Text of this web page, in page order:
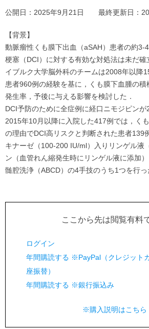
公開日： 2025年9月21日 最終更新日：
【背景】
動脈瘤性くも膜下出血（aSAH）患者の約3-
梗塞（DCI）に対する有効な対処法は未だ確
イブルク大学脳外科のチームは2008年以降
患者960例の経験を基に，くも膜下血腫の
発生率，予後に与える影響を検討した．
DCI予防のために全症例に経口ニモジピンが
2015年10月以降に入院した417例では，く
の理由でDCI高リスクと判断された患者139
キナーゼ（100-200 IU/ml）入りリンゲル液
ン（血管れん縮発生時にリンゲル液に添加
髄腔洗浄（ABCD）の4手技のうち1つを行っ
ここから先は閲覧有料
ログイン
年間購読する ※PayPal（クレジット
座振替）
年間購読する ※銀行振込み
※購入説明はこちら